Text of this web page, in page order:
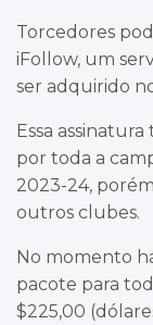
Torcedores
iFollow, um
ser adquirido
Essa
por toda a
2023-24,
outros clubes.
No momento
pacote para
$225,00